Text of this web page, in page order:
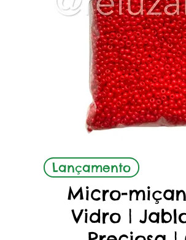
Aperçu rapide
Lançamento
Micro-
Vidro |